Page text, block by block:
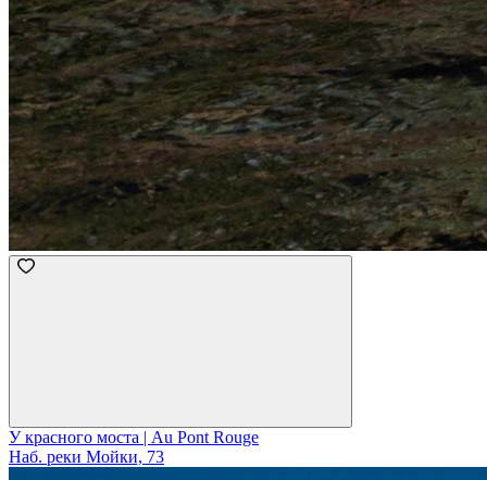
У красного моста | Au Pont Rouge
Наб. реки Мойки, 73